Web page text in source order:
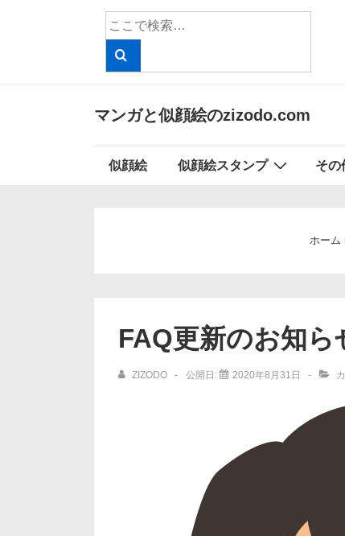
検
索
象:
マンガと似顔絵のzizodo.com
メ似顔絵 似顔絵スタンプ その
ホーム
FAQ更新のお知ら
ZIZODO 公開日: 2020年8月31日